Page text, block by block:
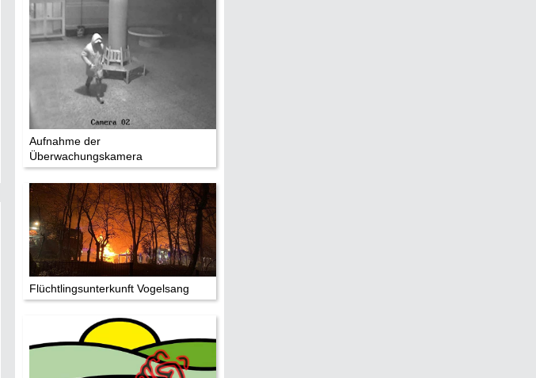
Eifelkarte:
Drehorte & Tatorte
Eifelkrimi: Keine
Die Autoren
TV & Kino
Die Stars:
Wer hat wo gedreht?
Impressum
Datenschutz
Aufnahme der
Überwachungskamera
Flüchtlingsunterkunft Vogelsang